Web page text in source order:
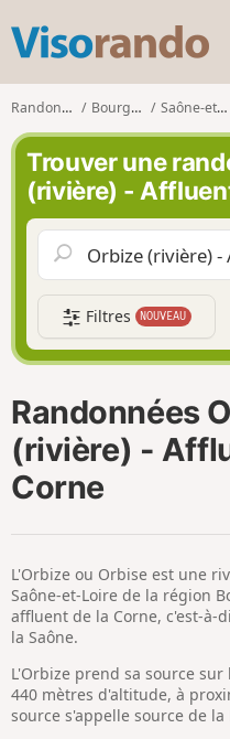
s
o
r
n
d
o
Randonnées Bourgogne Saône-et-Loire
Trouver une
(rivière) -
Filtres NOUVEAU
Randonnées
(rivière) -
Corne
L'Orbize ou Orbise est une
Saône-et-Loire de la région
affluent de la Corne, c'est-à-
la Saône.
L'Orbize prend sa source
440 mètres d'altitude, à
source s'appelle source de la